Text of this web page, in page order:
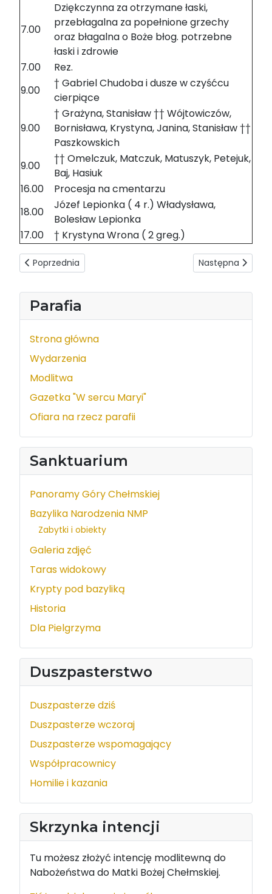
Parafia
Strona główna
Wydarzenia
Modlitwa
Gazetka "W sercu Maryi"
Ofiara na rzecz parafii
Sanktuarium
Panoramy Góry Chełmskiej
Bazylika Narodzenia NMP
Zabytki i obiekty
Galeria zdjęć
Taras widokowy
Krypty pod bazyliką
Historia
Dla Pielgrzyma
Duszpasterstwo
Duszpasterze dziś
Duszpasterze wczoraj
Duszpasterze wspomagający
Współpracownicy
Homilie i kazania
Skrzynka intencji
Tu możesz złożyć intencję modlitewną do
Nabożeństwa do Matki Bożej Chełmskiej.
7.00
Dziękczynna za otrzymane łaski,
przebłagalna za popełnione grzechy
oraz błagalna o Boże błog. potrzebne
łaski i zdrowie
7.00
Rez.
9.00
† Gabriel Chudoba i dusze w czyśćcu
cierpiące
9.00
† Grażyna, Stanisław †† Wójtowiczów,
Bornisława, Krystyna, Janina, Stanisław ††
Paszkowskich
9.00
†† Omelczuk, Matczuk, Matuszyk, Petejuk,
Baj, Hasiuk
16.00
Procesja na cmentarzu
18.00
Józef Lepionka ( 4 r.) Władysława,
Bolesław Lepionka
17.00
† Krystyna Wrona ( 2 greg.)
Poprzednia strona: Intencje mszalne 03-09.11.2019
Poprzednia Następna
Następna